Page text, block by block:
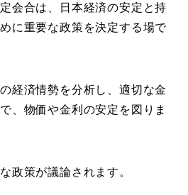
会合は、日本経済の安定と持
に重要な政策を決定する場で
経済情勢を分析し、適切な金
、物価や金利の安定を図りま
政策が議論されます。